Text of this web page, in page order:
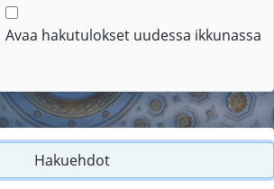
Avaa hakutulokset uudessa ikkunassa
Hakuehdot